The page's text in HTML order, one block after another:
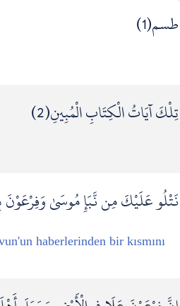
طسم(1)
تِلْكَ آيَاتُ الْكِتَابِ الْمُبِينِ(2)
نَتْلُو عَلَيْكَ مِن نَّبَإِ مُوسَىٰ وَفِرْعَوْنَ
haberlerinden bir kısmını